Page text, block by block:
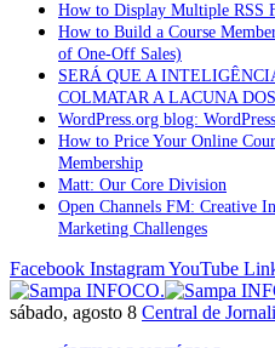
How to Display Multiple RSS
How to Build a Course
of One-Off Sales)
SERÁ QUE A
COLMATAR A LACUNA
WordPress.org blog:
How to Price Your Online
Membership
Matt: Our Core Division
Open Channels FM: Creative
Marketing Challenges
Facebook InstagramYouTube
sábado, agosto 8 Central de